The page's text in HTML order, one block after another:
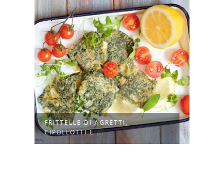
FRITTELLE DI AGRETTI,
CIPOLLOTTI E ...